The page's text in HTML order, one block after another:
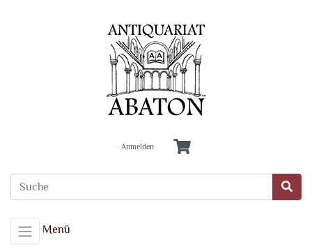
Anmelden
Menü